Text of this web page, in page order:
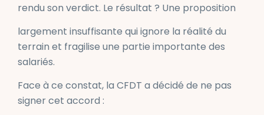
rendu son verdict. Le résultat ? Une proposition
largement insuffisante qui ignore la réalité du
terrain et fragilise une partie importante des
salariés.
Face à ce constat, la CFDT a décidé de ne pas
signer cet accord :